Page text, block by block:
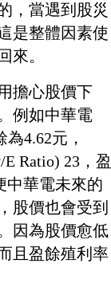
，當遇到股災
是整體因素使
來。
擔心股價下
例如中華電
4.62元，
Ratio) 23，盈
中華電未來的
股價也會受到
因為股價愈低
且盈餘殖利率